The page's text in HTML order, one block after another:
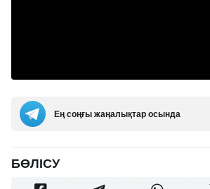
Ең соңғы жаңалықтар осында
БӨЛІСУ